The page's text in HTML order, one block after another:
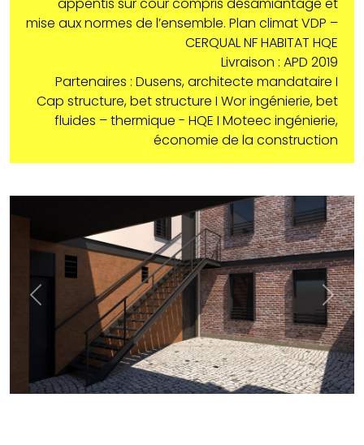
mise aux normes de l’ensemble. Plan climat VDP –
CERQUAL NF HABITAT HQE
Livraison : APD 2019
Partenaires : Dusens, architecte mandataire I
Cap structure, bet structure I Wor ingénierie, bet
fluides – thermique - HQE I Moteec ingénierie,
économie de la construction
Previous Next